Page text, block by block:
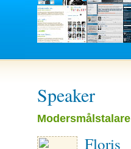
Speaker
Modersmålstalare
Floris